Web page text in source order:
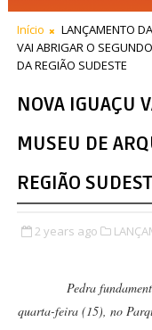
Início LANÇAMENTO
VAI ABRIGAR O
DA REGIÃO SUDESTE
NOVA IGUAÇU
MUSEU DE
REGIÃO
2 years ago
Pedra
quarta-feira (15), no